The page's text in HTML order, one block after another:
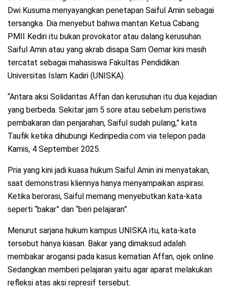
Dwi Kusuma menyayangkan penetapan Saiful Amin sebagai
tersangka. Dia menyebut bahwa mantan Ketua Cabang
PMII Kediri itu bukan provokator atau dalang kerusuhan.
Saiful Amin atau yang akrab disapa Sam Oemar kini masih
tercatat sebagai mahasiswa Fakultas Pendidikan
Universitas Islam Kadiri (UNISKA).
“Antara aksi Solidaritas Affan dan kerusuhan itu dua kejadian
yang berbeda. Sekitar jam 5 sore atau sebelum peristiwa
pembakaran dan penjarahan, Saiful sudah pulang,” kata
Taufik ketika dihubungi Kediripedia.com via telepon pada
Kamis, 4 September 2025.
Pria yang kini jadi kuasa hukum Saiful Amin ini menyatakan,
saat demonstrasi kliennya hanya menyampaikan aspirasi.
Ketika berorasi, Saiful memang menyebutkan kata-kata
seperti “bakar” dan “beri pelajaran”.
Menurut sarjana hukum kampus UNISKA itu, kata-kata
tersebut hanya kiasan. Bakar yang dimaksud adalah
membakar arogansi pada kasus kematian Affan, ojek online.
Sedangkan memberi pelajaran yaitu agar aparat melakukan
refleksi atas aksi represif tersebut.